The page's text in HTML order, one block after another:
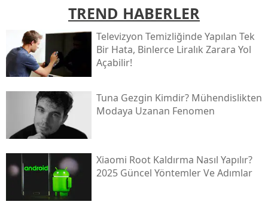
TREND HABERLER
Televizyon Temizliğinde Yapılan Tek
Bir Hata, Binlerce Liralık Zarara Yol
Açabilir!
Tuna Gezgin Kimdir? Mühendislikten
Modaya Uzanan Fenomen
Xiaomi Root Kaldırma Nasıl Yapılır?
2025 Güncel Yöntemler Ve Adımlar